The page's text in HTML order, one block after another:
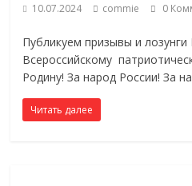
10.07.2024 commie 0
Публикуем призывы и
Всероссийскому
Родину! За народ России! За
Читать далее